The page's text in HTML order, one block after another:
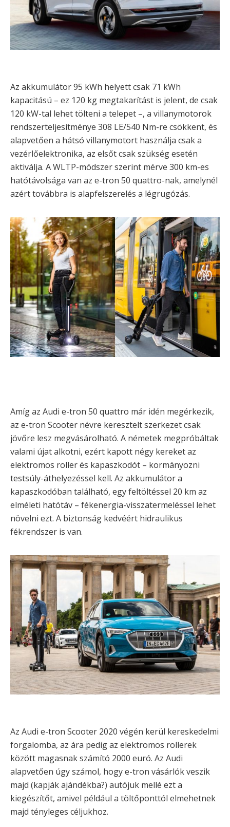
Az akkumulátor 95 kWh helyett csak 71 kWh
kapacitású – ez 120 kg megtakarítást is jelent, de csak
120 kW-tal lehet tölteni a telepet –, a villanymotorok
rendszerteljesítménye 308 LE/540 Nm-re csökkent, és
alapvetően a hátsó villanymotort használja csak a
vezérlőelektronika, az elsőt csak szükség esetén
aktiválja. A WLTP-módszer szerint mérve 300 km-es
hatótávolsága van az e-tron 50 quattro-nak, amelynél
azért továbbra is alapfelszerelés a légrugózás.
Amíg az Audi e-tron 50 quattro már idén megérkezik,
az e-tron Scooter névre keresztelt szerkezet csak
jövőre lesz megvásárolható. A németek megpróbáltak
valami újat alkotni, ezért kapott négy kereket az
elektromos roller és kapaszkodót – kormányozni
testsúly-áthelyezéssel kell. Az akkumulátor a
kapaszkodóban található, egy feltöltéssel 20 km az
elméleti hatótáv – fékenergia-visszatermeléssel lehet
növelni ezt. A biztonság kedvéért hidraulikus
fékrendszer is van.
Az Audi e-tron Scooter 2020 végén kerül kereskedelmi
forgalomba, az ára pedig az elektromos rollerek
között magasnak számító 2000 euró. Az Audi
alapvetően úgy számol, hogy e-tron vásárlók veszik
majd (kapják ajándékba?) autójuk mellé ezt a
kiegészítőt, amivel például a töltőponttól elmehetnek
majd tényleges céljukhoz.